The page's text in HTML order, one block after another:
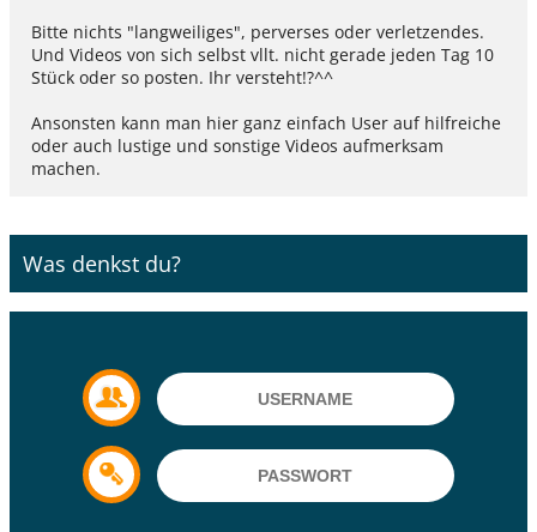
Bitte nichts "langweiliges", perverses oder verletzendes.
Und Videos von sich selbst vllt. nicht gerade jeden Tag 10
Stück oder so posten. Ihr versteht!?^^
Ansonsten kann man hier ganz einfach User auf hilfreiche
oder auch lustige und sonstige Videos aufmerksam
machen.
Was denkst du?